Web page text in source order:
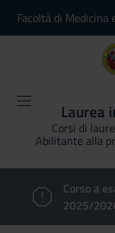
Facoltà di Medicina
Laurea
Corsi di
Abilitante alla
Corso a
2025/